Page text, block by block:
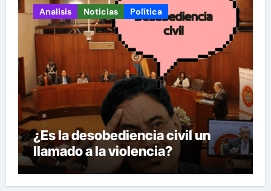
Analisis Noticias Política
¿Es la desobediencia civil un
llamado a la violencia?